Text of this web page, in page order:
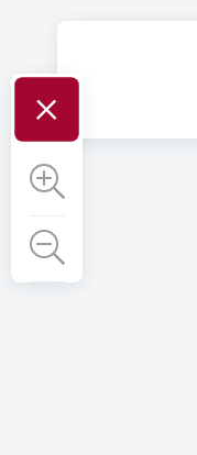
×